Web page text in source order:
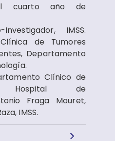
cuarto año de
IMSS.
de Tumores
Departamento
Clínico de
Hospital de
Fraga Mouret,
IMSS.